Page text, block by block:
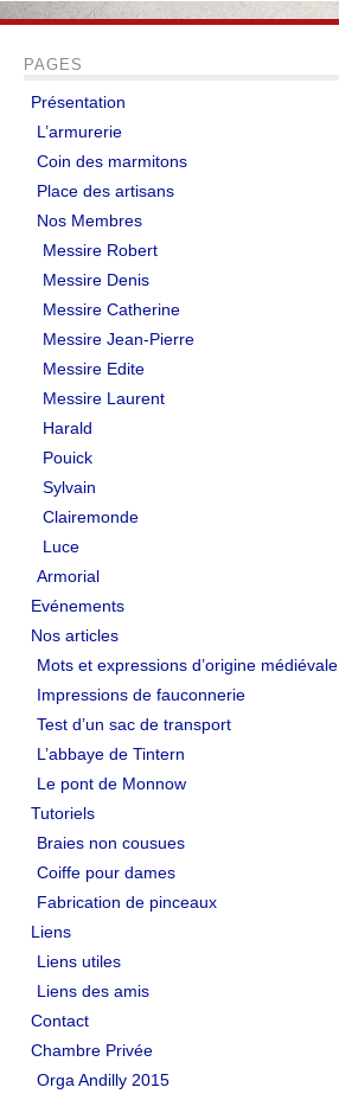
PAGES
Présentation
L’armurerie
Coin des marmitons
Place des artisans
Nos Membres
Messire Robert
Messire Denis
Messire Catherine
Messire Jean-Pierre
Messire Edite
Messire Laurent
Harald
Pouick
Sylvain
Clairemonde
Luce
Armorial
Evénements
Nos articles
Mots et expressions d’origine médiévale
Impressions de fauconnerie
Test d’un sac de transport
L’abbaye de Tintern
Le pont de Monnow
Tutoriels
Braies non cousues
Coiffe pour dames
Fabrication de pinceaux
Liens
Liens utiles
Liens des amis
Contact
Chambre Privée
Orga Andilly 2015